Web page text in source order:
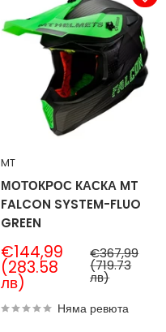
MT
МОТОКРОС КАСКА MT
FALCON SYSTEM-FLUO
GREEN
Продажна
цена
€144,99
(283.58
лв)
Нормална
цена
€367,99
(719.73
лв)
Няма ревюта